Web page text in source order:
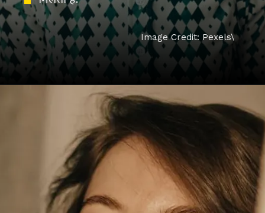
Image Credit: Pexels\